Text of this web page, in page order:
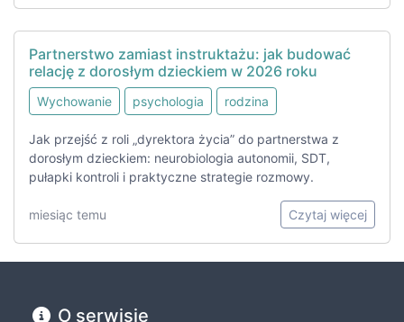
Partnerstwo zamiast instruktażu: jak budować
relację z dorosłym dzieckiem w 2026 roku
Wychowanie psychologia rodzina
Jak przejść z roli „dyrektora życia” do partnerstwa z
dorosłym dzieckiem: neurobiologia autonomii, SDT,
pułapki kontroli i praktyczne strategie rozmowy.
miesiąc temu Czytaj więcej
O serwisie